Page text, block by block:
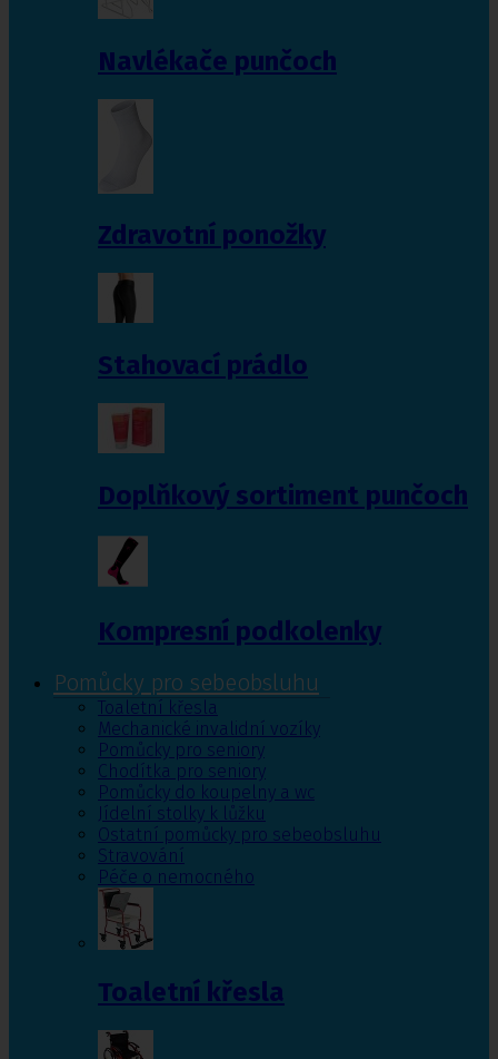
Navlékače punčoch
Zdravotní ponožky
Stahovací prádlo
Doplňkový sortiment punčoch
Kompresní podkolenky
Pomůcky pro sebeobsluhu
Toaletní křesla
Mechanické invalidní vozíky
Pomůcky pro seniory
Chodítka pro seniory
Pomůcky do koupelny a wc
Jídelní stolky k lůžku
Ostatní pomůcky pro sebeobsluhu
Stravování
Péče o nemocného
Toaletní křesla